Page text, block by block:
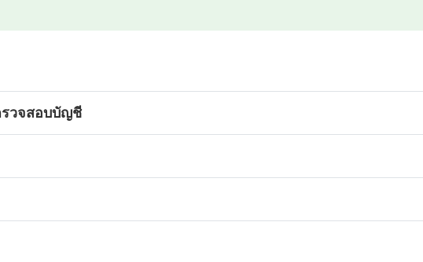
รวจสอบบัญชี